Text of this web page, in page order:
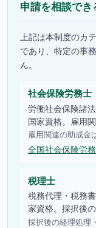
申請を相談でき
上記は本制度のカ
であり、特定の事
ん。
社会保険労務士
労働社会保険諸
国家資格。雇用
雇用関連の助成金
全国社会保険労
税理士
税務代理・税務
家資格。採択後
採択後の経理処理